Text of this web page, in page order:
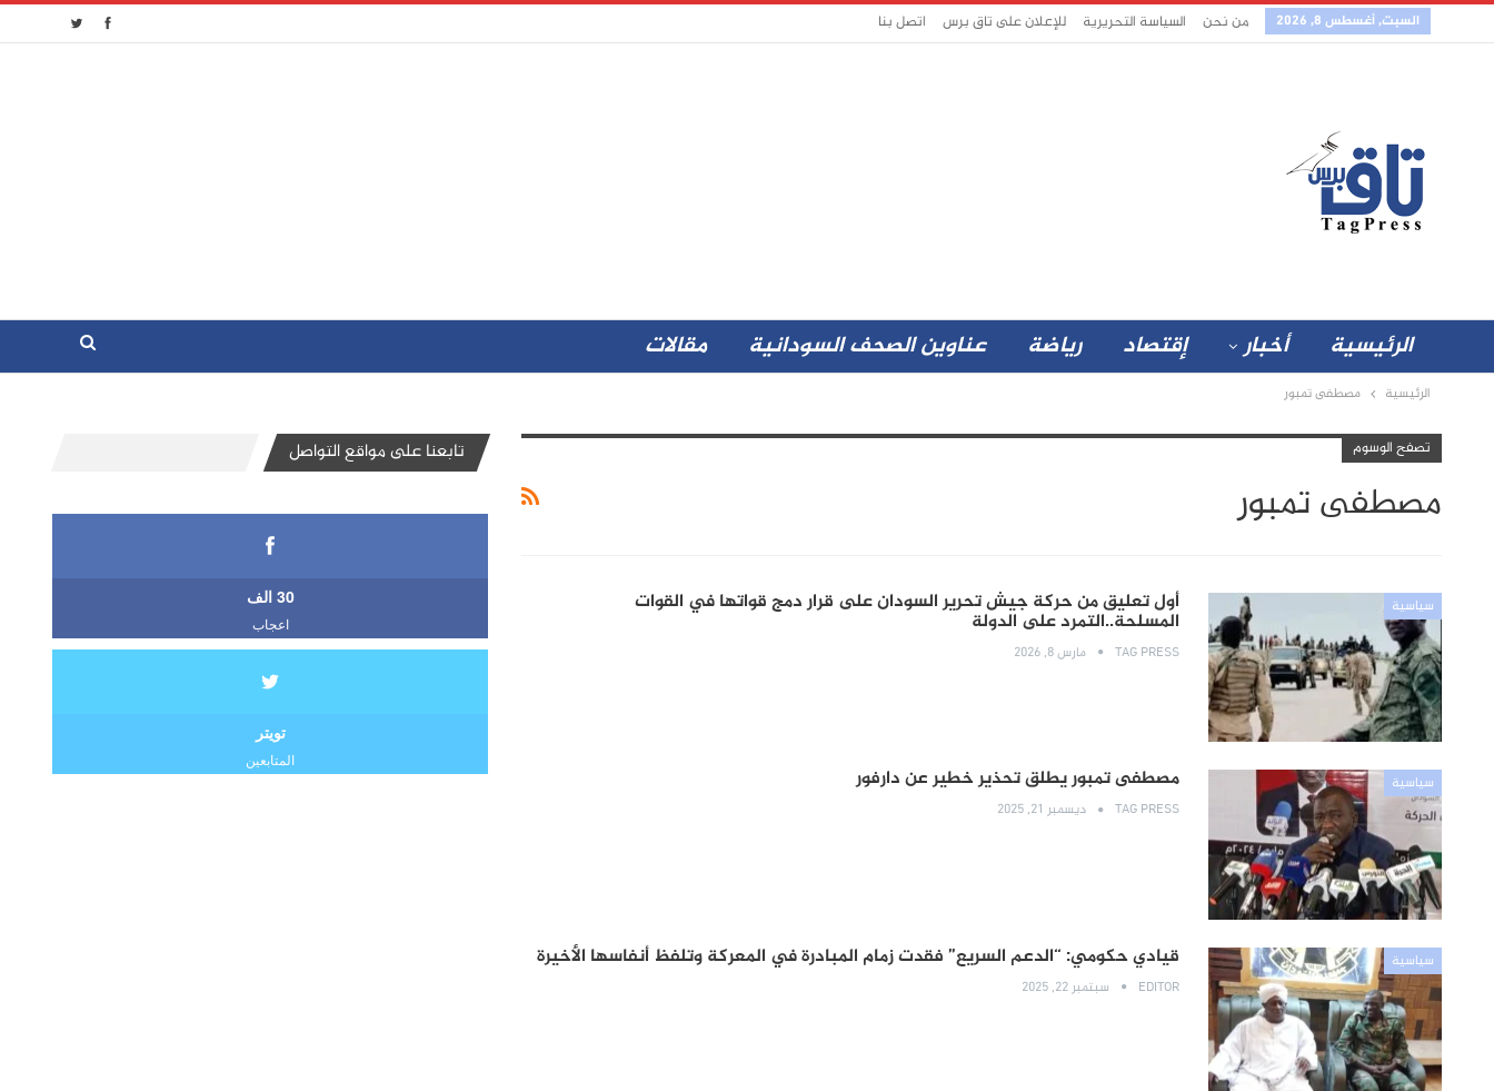
السبت, أغسطس 8, 2026 من نحن السياسة التحريرية للإعلان على تاق برس اتصل بنا
الرئيسية أخبار إقتصاد رياضة عناوين الصحف السودانية مقالات
الرئيسية مصطفى تمبور
تصفح الوسوم
مصطفى تمبور
سياسية أول تعليق من حركة جيش تحرير السودان على قرار دمج قواتها في القوات
المسلحة..التمرد على الدولة
TAG PRESS مارس 8, 2026
سياسية مصطفى تمبور يطلق تحذير خطير عن دارفور
TAG PRESS ديسمبر 21, 2025
سياسية قيادي حكومي: “الدعم السريع” فقدت زمام المبادرة في المعركة وتلفظ أنفاسها الأخيرة
EDITOR سبتمبر 22, 2025
تابعنا على مواقع التواصل
30 الف
اعجاب
تويتر
المتابعين